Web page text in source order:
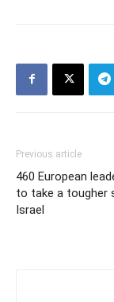
Previous article
460 European
to take a tougher
Israel